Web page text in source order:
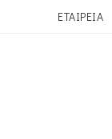
ΕΤΑΙΡΕΙΑ